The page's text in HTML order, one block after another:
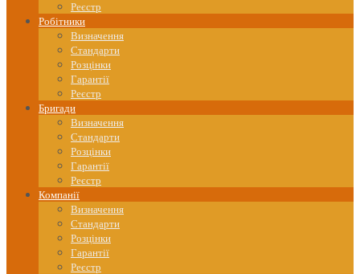
Реєстр
Робітники
Визначення
Стандарти
Розцінки
Гарантії
Реєстр
Бригади
Визначення
Стандарти
Розцінки
Гарантії
Реєстр
Компанії
Визначення
Стандарти
Розцінки
Гарантії
Реєстр